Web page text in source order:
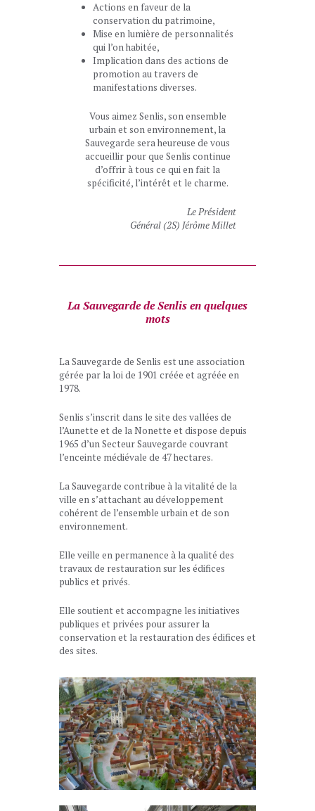
Actions en faveur de la
conservation du patrimoine,
Mise en lumière de personnalités
qui l’on habitée,
Implication dans des actions de
promotion au travers de
manifestations diverses.
Vous aimez Senlis, son ensemble
urbain et son environnement, la
Sauvegarde sera heureuse de vous
accueillir pour que Senlis continue
d’offrir à tous ce qui en fait la
spécificité, l’intérêt et le charme.
Le Président
Général (2S) Jérôme Millet
La Sauvegarde de Senlis en quelques
mots
La Sauvegarde de Senlis est une association
gérée par la loi de 1901 créée et agréée en
1978.
Senlis s’inscrit dans le site des vallées de
l’Aunette et de la Nonette et dispose depuis
1965 d’un Secteur Sauvegarde couvrant
l’enceinte médiévale de 47 hectares.
La Sauvegarde contribue à la vitalité de la
ville en s’attachant au développement
cohérent de l’ensemble urbain et de son
environnement.
Elle veille en permanence à la qualité des
travaux de restauration sur les édifices
publics et privés.
Elle soutient et accompagne les initiatives
publiques et privées pour assurer la
conservation et la restauration des édifices et
des sites.